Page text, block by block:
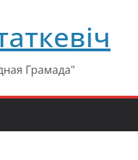
Грамада"